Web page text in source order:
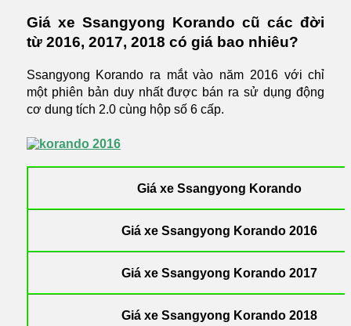
Giá xe Ssangyong Korando cũ các đời
từ 2016, 2017, 2018 có giá bao nhiêu?
Ssangyong Korando ra mắt vào năm 2016 với chỉ
một phiên bản duy nhất được bán ra sử dụng động
cơ dung tích 2.0 cùng hộp số 6 cấp.
Giá xe Ssangyong Korando
Giá xe Ssangyong Korando 2016
Giá xe Ssangyong Korando 2017
Giá xe Ssangyong Korando 2018